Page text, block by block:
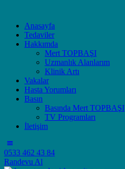
Anasayfa
Tedaviler
Hakkımda
Mert TOPBAŞI
Uzmanlık Alanlarım
Klinik Artı
Vakalar
Hasta Yorumları
Basın
Basında Mert TOPBAŞI
TV Programları
İletişim
0533 462 43 84
Randevu Al